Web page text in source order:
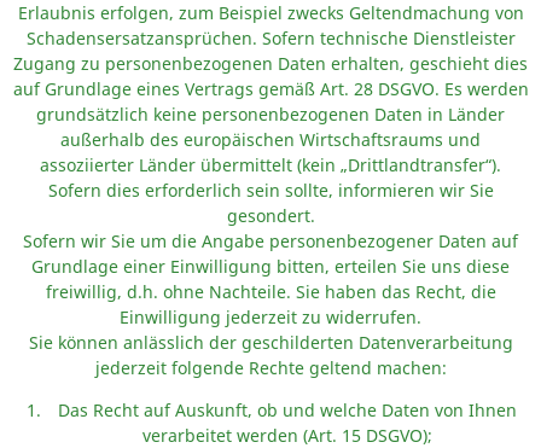
Erlaubnis erfolgen, zum Beispiel zwecks Geltendmachung von
Schadensersatzansprüchen. Sofern technische Dienstleister
Zugang zu personenbezogenen Daten erhalten, geschieht dies
auf Grundlage eines Vertrags gemäß Art. 28 DSGVO. Es werden
grundsätzlich keine personenbezogenen Daten in Länder
außerhalb des europäischen Wirtschaftsraums und
assoziierter Länder übermittelt (kein „Drittlandtransfer“).
Sofern dies erforderlich sein sollte, informieren wir Sie
gesondert.
Sofern wir Sie um die Angabe personenbezogener Daten auf
Grundlage einer Einwilligung bitten, erteilen Sie uns diese
freiwillig, d.h. ohne Nachteile. Sie haben das Recht, die
Einwilligung jederzeit zu widerrufen.
Sie können anlässlich der geschilderten Datenverarbeitung
jederzeit folgende Rechte geltend machen:
Das Recht auf Auskunft, ob und welche Daten von Ihnen
verarbeitet werden (Art. 15 DSGVO);